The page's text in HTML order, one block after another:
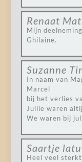
Renaat
Mijn
Ghilaine.
Suzanne
In naam van
Marcel
bij het verlies
Jullie waren
We waren bij
Saartje
Heel veel